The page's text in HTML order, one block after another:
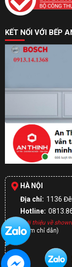
KẾT NỐI VỚI BẾP
HÀ NỘI
Địa chỉ: 1136
Hotline:
Giới thiệu về
(Xem chỉ dẫn)